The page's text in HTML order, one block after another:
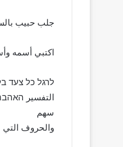
جلب حبيب بالسحر
اكتبي أسمه
לרגל כל צעד
التفسير
سهم
والحروف